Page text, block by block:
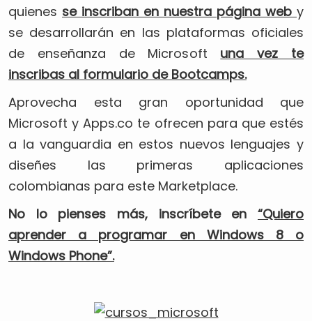
quienes se inscriban en nuestra página web y
se desarrollarán en las plataformas oficiales
de enseñanza de Microsoft una vez te
inscribas al formulario de Bootcamps.
Aprovecha esta gran oportunidad que
Microsoft y Apps.co te ofrecen para que estés
a la vanguardia en estos nuevos lenguajes y
diseñes las primeras aplicaciones
colombianas para este Marketplace.
No lo pienses más, inscríbete en “Quiero
aprender a programar en Windows 8 o
Windows Phone”.